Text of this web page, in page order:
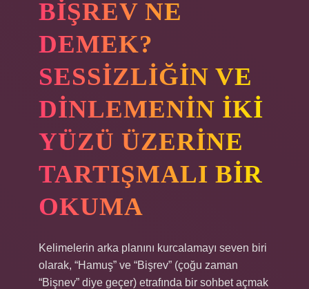
BIŞREV NE
DEMEK?
SESSIZLIĞIN VE
DINLEMENIN IKI
YÜZÜ ÜZERINE
TARTIŞMALI BIR
OKUMA
Kelimelerin arka planını kurcalamayı seven biri
olarak, “Hamuş” ve “Bişrev” (çoğu zaman
“Bişnev” diye geçer) etrafında bir sohbet açmak